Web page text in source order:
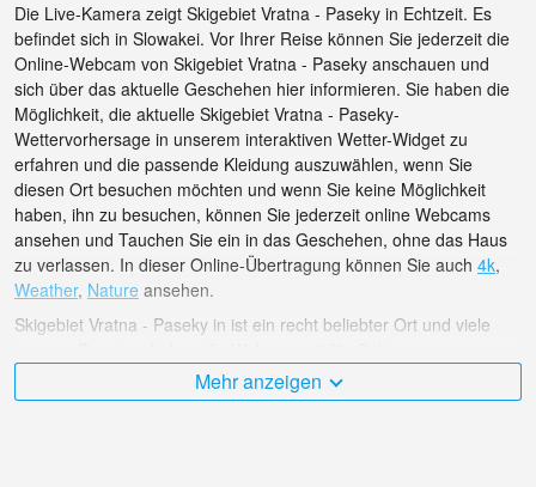
Die Live-Kamera zeigt Skigebiet Vratna - Paseky in Echtzeit. Es
befindet sich in Slowakei. Vor Ihrer Reise können Sie jederzeit die
Online-Webcam von Skigebiet Vratna - Paseky anschauen und
sich über das aktuelle Geschehen hier informieren. Sie haben die
Möglichkeit, die aktuelle Skigebiet Vratna - Paseky-
Wettervorhersage in unserem interaktiven Wetter-Widget zu
erfahren und die passende Kleidung auszuwählen, wenn Sie
diesen Ort besuchen möchten und wenn Sie keine Möglichkeit
haben, ihn zu besuchen, können Sie jederzeit online Webcams
ansehen und Tauchen Sie ein in das Geschehen, ohne das Haus
zu verlassen. In dieser Online-Übertragung können Sie auch 4k,
Weather, Nature ansehen.
Skigebiet Vratna - Paseky in ist ein recht beliebter Ort und viele
Übertragungen bewertet.Mehr anzeigen